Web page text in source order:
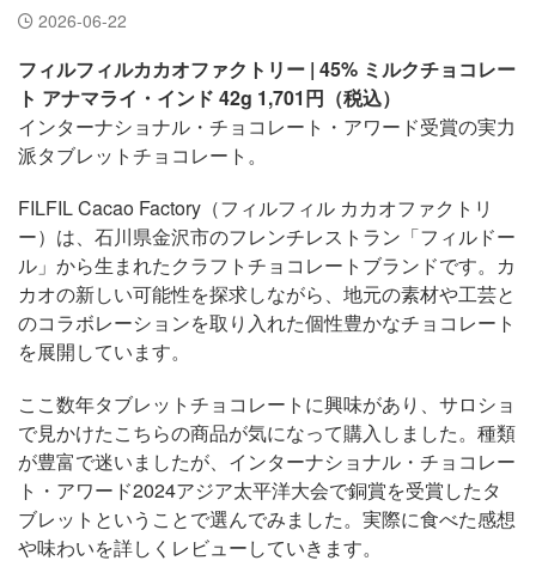
2026-06-22
フィルフィルカカオファクトリー | 45% ミルクチョコレー
ト アナマライ・インド 42g 1,701円（税込）
インターナショナル・チョコレート・アワード受賞の実力
派タブレットチョコレート。
FILFIL Cacao Factory（フィルフィル カカオファクトリ
ー）は、石川県金沢市のフレンチレストラン「フィルドー
ル」から生まれたクラフトチョコレートブランドです。カ
カオの新しい可能性を探求しながら、地元の素材や工芸と
のコラボレーションを取り入れた個性豊かなチョコレート
を展開しています。
ここ数年タブレットチョコレートに興味があり、サロショ
で見かけたこちらの商品が気になって購入しました。種類
が豊富で迷いましたが、インターナショナル・チョコレー
ト・アワード2024アジア太平洋大会で銅賞を受賞したタ
ブレットということで選んでみました。実際に食べた感想
や味わいを詳しくレビューしていきます。